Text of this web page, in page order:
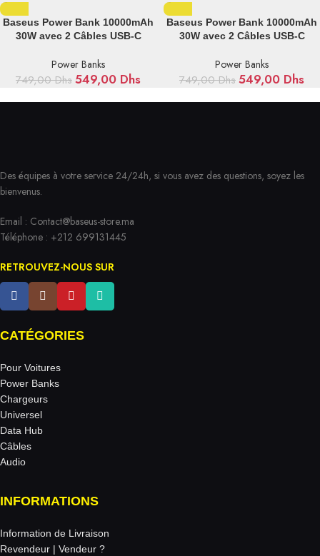
Baseus Power Bank 10000mAh
30W avec 2 Câbles USB-C
Power Banks
749,00Dhs549,00 Dhs
Baseus Power Bank 10000mAh
30W avec 2 Câbles USB-C
Power Banks
749,00Dhs549,00 Dhs
Des équipes à votre service 24/24h, si vous avez des questions, soyez les
bienvenus.
Email : Contact@baseus-store.ma
Téléphone : +212 699131445
RETROUVEZ-NOUS SUR
CATÉGORIES
Pour Voitures
Power Banks
Chargeurs
Universel
Data Hub
Câbles
Audio
INFORMATIONS
Information de Livraison
Revendeur | Vendeur ?